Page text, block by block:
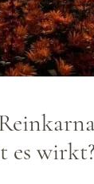
es wirkt?